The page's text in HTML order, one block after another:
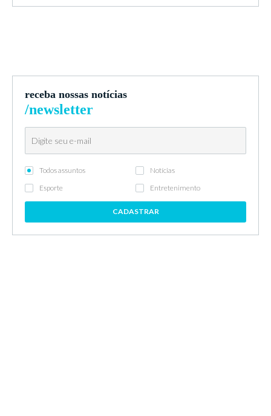
receba nossas notícias
/newsletter
Todos assuntos
Notícias
Esporte
Entretenimento
CADASTRAR